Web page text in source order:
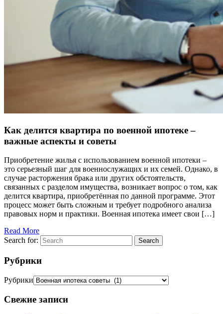
Как делится квартира по военной ипотеке –
важные аспекты и советы
Приобретение жилья с использованием военной ипотеки –
это серьезный шаг для военнослужащих и их семей. Однако, в
случае расторжения брака или других обстоятельств,
связанных с разделом имущества, возникает вопрос о том, как
делится квартира, приобретённая по данной программе. Этот
процесс может быть сложным и требует подробного анализа
правовых норм и практики. Военная ипотека имеет свои […]
Read More
Search for:
Search
Рубрики
Рубрики
Свежие записи